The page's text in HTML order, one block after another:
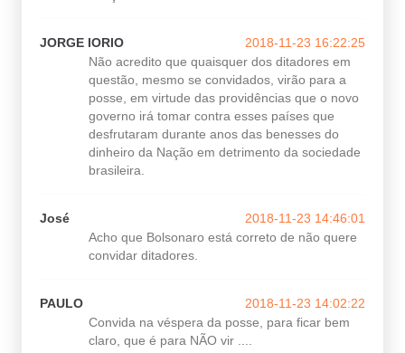
JORGE IORIO
2018-11-23 16:22:25
Não acredito que quaisquer dos ditadores em
questão, mesmo se convidados, virão para a
posse, em virtude das providências que o novo
governo irá tomar contra esses países que
desfrutaram durante anos das benesses do
dinheiro da Nação em detrimento da sociedade
brasileira.
José
2018-11-23 14:46:01
Acho que Bolsonaro está correto de não quere
convidar ditadores.
PAULO
2018-11-23 14:02:22
Convida na véspera da posse, para ficar bem
claro, que é para NÃO vir ....